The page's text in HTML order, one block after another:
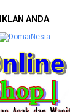
IKLAN ANDA